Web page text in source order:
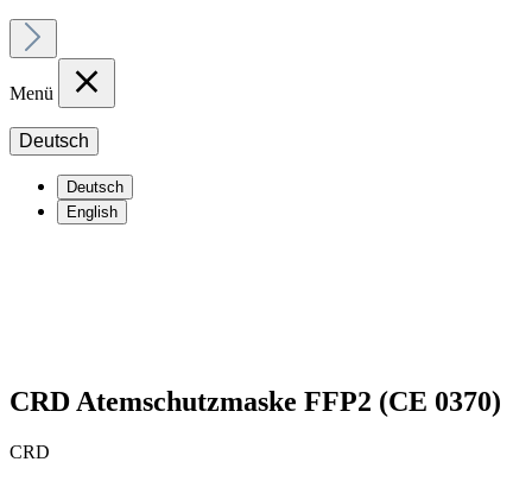
Menü
Deutsch
Deutsch
English
CRD Atemschutzmaske FFP2 (CE 0370)
CRD